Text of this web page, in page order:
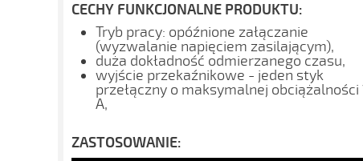
CECHY FUNKCJONALNE PRODUKTU:
Tryb pracy: opóźnione załączanie
(wyzwalanie napięciem zasilającym),
duża dokładność odmierzanego czasu,
wyjście przekaźnikowe - jeden styk
przełączny o maksymalnej obciążalności
A,
ZASTOSOWANIE: